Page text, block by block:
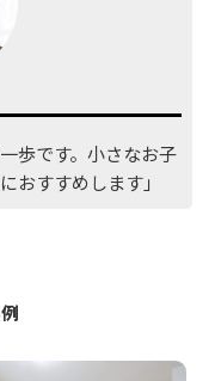
歩です。小さなお子
おすすめします」